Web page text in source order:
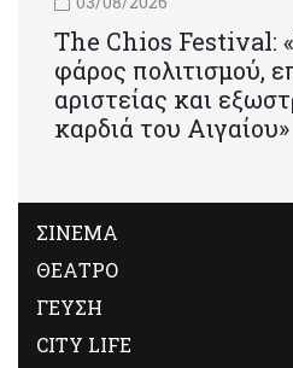
Τhe Chios Festival:
φάρος πολιτισμού,
αριστείας και
καρδιά του Αιγαίου»
ΣΙΝΕΜΑ
ΘΕΑΤΡΟ
ΓΕΥΣΗ
CITY LIFE